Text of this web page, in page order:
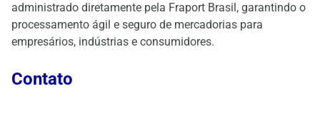
administrado diretamente pela Fraport Brasil, garantindo o
processamento ágil e seguro de mercadorias para
empresários, indústrias e consumidores.
Contato